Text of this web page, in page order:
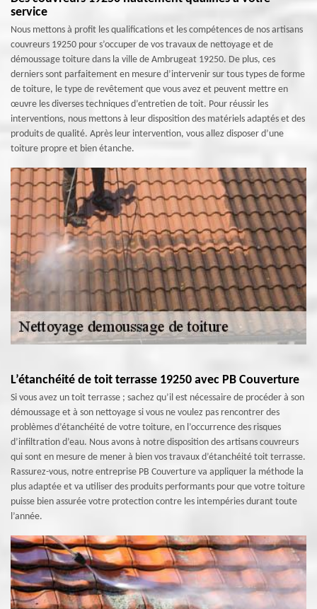
service
Nous mettons à profit les qualifications et les compétences de nos artisans
couvreurs 19250 pour s’occuper de vos travaux de nettoyage et de
démoussage toiture dans la ville de Ambrugeat 19250. De plus, ces
derniers sont parfaitement en mesure d’intervenir sur tous types de forme
de toiture, le type de revêtement que vous avez et peuvent mettre en
œuvre les diverses techniques d’entretien de toit. Pour réussir les
interventions, nous mettons à leur disposition des matériels adaptés et des
produits de qualité. Après leur intervention, vous allez disposer d’une
toiture propre et bien étanche.
L’étanchéité de toit terrasse 19250 avec PB Couverture
Si vous avez un toit terrasse ; sachez qu’il est nécessaire de procéder à son
démoussage et à son nettoyage si vous ne voulez pas rencontrer des
problèmes d’étanchéité de votre toiture, en l’occurrence des risques
d’infiltration d’eau. Nous avons à notre disposition des artisans couvreurs
qui sont en mesure de mener à bien vos travaux d’étanchéité toit terrasse.
Rassurez-vous, notre entreprise PB Couverture va appliquer la méthode la
plus adaptée et va utiliser des produits performants pour que votre toiture
puisse bien assurée votre protection contre les intempéries durant toute
l’année.